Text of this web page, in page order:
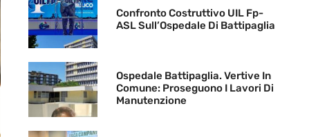
Confronto Costruttivo UIL Fp-
ASL Sull’Ospedale Di Battipaglia
Ospedale Battipaglia. Vertive In
Comune: Proseguono I Lavori Di
Manutenzione